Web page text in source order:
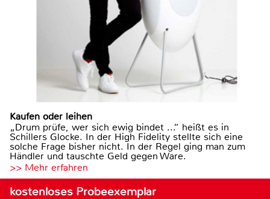
Kaufen oder leihen
„Drum prüfe, wer sich ewig bindet ...“ heißt es in
Schillers Glocke. In der High Fidelity stellte sich eine
solche Frage bisher nicht. In der Regel ging man zum
Händler und tauschte Geld gegen Ware.
>> Mehr erfahren
kostenloses Probeexemplar